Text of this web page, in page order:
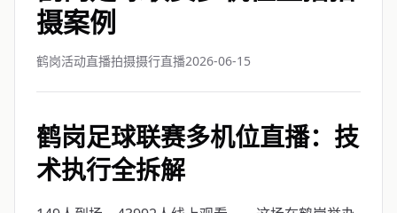
摄案例
鹤岗活动直播拍摄摄行直播2026-06-15
鹤岗足球联赛多机位直播：技
术执行全拆解